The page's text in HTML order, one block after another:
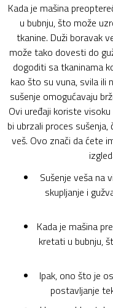
Kada je mašina
u bubnju, što može
tkanine. Duži boravak
može tako dovesti do
dogoditi sa tkaninama
kao što su vuna, svila ili
sušenje omogućavaju
Ovi uređaji koriste
bi ubrzali proces
veš. Ovo znači da ćete
Sušenje veša na
skupljanje i
Kada je mašina
kretati u bubnju,
Ipak, ono što je
postavljanje